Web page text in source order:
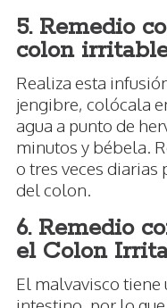
5. Remedio
colon
Realiza esta
jengibre, colócala
agua a punto de
minutos y bébela.
o tres veces
del colon.
6. Remedio
el Colon
El malvavisco